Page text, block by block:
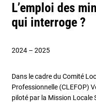
L’emploi des
qui interroge ?
2024 – 2025
Dans le cadre du Comité
Professionnelle (CLEFOP)
piloté par la Mission Locale